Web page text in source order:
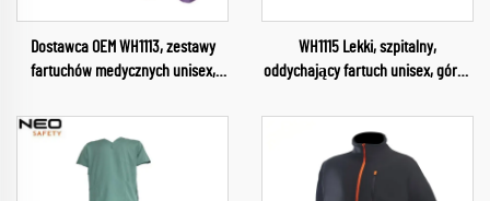
Dostawca OEM WH1113, zestawy
fartuchów medycznych unisex,
pielęgniarek, służba zdrowia,
damskie uniformy, miękkie i
wygodne kompletne stroje
WH1115 Lekki, szpitalny,
oddychający fartuch unisex, górna
materiału, uniform z dekoltem w
szpic, górna część fartucha,
uniform dla pielęgniarki